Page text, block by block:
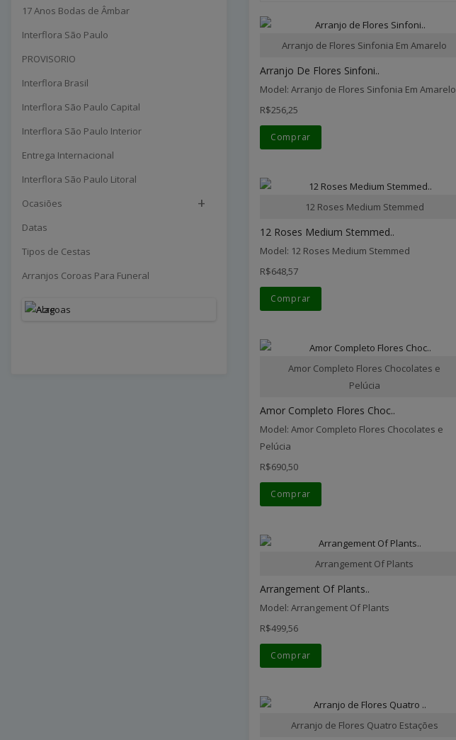
17 Anos Bodas de Âmbar
Interflora São Paulo
PROVISORIO
Interflora Brasil
Interflora São Paulo Capital
Interflora São Paulo Interior
Entrega Internacional
Interflora São Paulo Litoral
Ocasiões
+
Datas
Tipos de Cestas
Arranjos Coroas Para Funeral
Arranjo de Flores Sinfonia Em Amarelo
Arranjo De Flores Sinfoni..
Model: Arranjo de Flores Sinfonia Em Amarelo
R$256,25
Comprar
12 Roses Medium Stemmed
12 Roses Medium Stemmed..
Model: 12 Roses Medium Stemmed
R$648,57
Comprar
Amor Completo Flores Chocolates e
Pelúcia
Amor Completo Flores Choc..
Model: Amor Completo Flores Chocolates e
Pelúcia
R$690,50
Comprar
Arrangement Of Plants
Arrangement Of Plants..
Model: Arrangement Of Plants
R$499,56
Comprar
Arranjo de Flores Quatro Estações